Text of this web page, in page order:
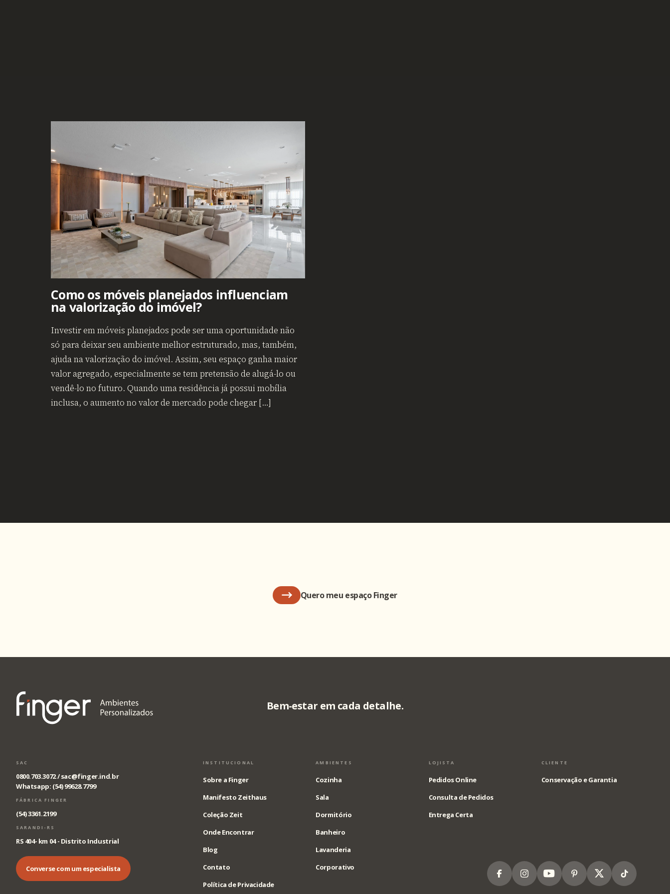
Como os móveis planejados influenciam
na valorização do imóvel?
Investir em móveis planejados pode ser uma oportunidade não
só para deixar seu ambiente melhor estruturado, mas, também,
ajuda na valorização do imóvel. Assim, seu espaço ganha maior
valor agregado, especialmente se tem pretensão de alugá-lo ou
vendê-lo no futuro. Quando uma residência já possui mobília
inclusa, o aumento no valor de mercado pode chegar […]
Quero meu espaço Finger
Bem-estar em cada detalhe.
SAC
0800.703.3072 /sac@finger.ind.br
Whatsapp: (54) 99628.7799
FÁBRICA FINGER
(54) 3361.2199
SARANDI-RS
RS 404- km 04 - Distrito Industrial
Converse com um especialista
INSTITUCIONAL
Sobre a Finger
Manifesto Zeithaus
Coleção Zeit
Onde Encontrar
Blog
Contato
Política de Privacidade
AMBIENTES
Cozinha
Sala
Dormitório
Banheiro
Lavanderia
Corporativo
LOJISTA
Pedidos Online
Consulta de Pedidos
Entrega Certa
CLIENTE
Conservação e Garantia
FacebookInstagram
YoutubePinterest
X Tiktok